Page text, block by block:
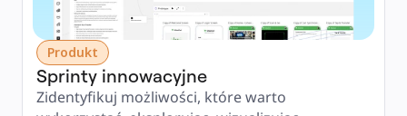
Produkt
Sprinty innowacyjne
Zidentyfikuj możliwości, które warto